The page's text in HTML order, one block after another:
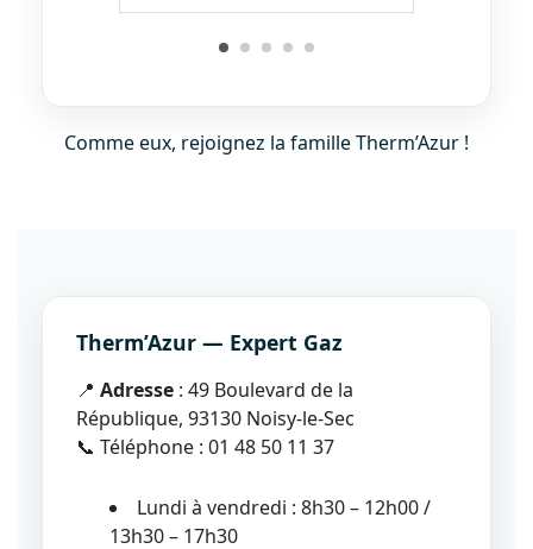
Comme eux, rejoignez la famille Therm’Azur !
Therm’Azur — Expert Gaz
📍 Adresse : 49 Boulevard de la
République, 93130 Noisy-le-Sec
📞 Téléphone : 01 48 50 11 37
Lundi à vendredi : 8h30 – 12h00 /
13h30 – 17h30